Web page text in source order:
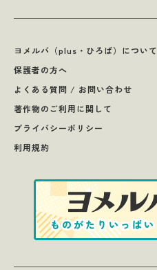
ヨメルバ（plus・ひろば）について
保護者の方へ
よくある質問 / お問い合わせ
著作物のご利用に関して
プライバシーポリシー
利用規約